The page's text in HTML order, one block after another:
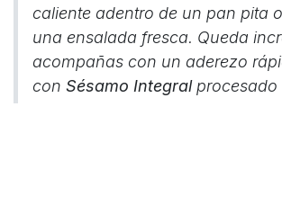
caliente adentro de un pan pita
una ensalada fresca. Queda
acompañas con un aderezo
con Sésamo Integralprocesado